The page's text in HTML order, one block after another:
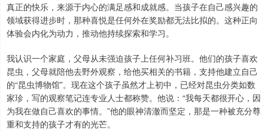
真正的快乐，来源于内心的满足感和成就感。当孩子在自己感兴趣的
领域获得进步时，那种喜悦是任何外在奖励都无法比拟的。这种正向
体验会内化为动力，推动他持续探索和学习。
我认识一个家庭，父母从未强迫孩子上任何补习班。他们的孩子喜欢
昆虫，父母就陪他去野外观察，给他买相关的书籍，支持他建立自己
的“昆虫博物馆”。现在这个孩子虽然才上初中，已经对昆虫分类如数
家珍，写的观察笔记连专业人士都称赞。他说：“我每天都很开心，因
为我在做自己喜欢的事情。”他的眼神清澈而坚定，那是一种被充分尊
重和支持的孩子才有的光芒。